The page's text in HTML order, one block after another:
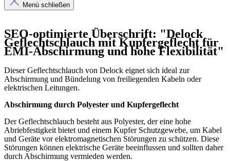
Menü schließen
SEO-optimierte Überschrift: "Delock
Geflechtschlauch mit Kupfergeflecht für
EMI-Abschirmung und hohe Flexibilität"
Dieser Geflechtschlauch von Delock eignet sich ideal zur
Abschirmung und Bündelung von freiliegenden Kabeln oder
elektrischen Leitungen.
Abschirmung durch Polyester und Kupfergeflecht
Der Geflechtschlauch besteht aus Polyester, der eine hohe
Abriebfestigkeit bietet und einem Kupfer Schutzgewebe, um Kabel
und Geräte vor elektromagnetischen Störungen zu schützen. Diese
Störungen können elektrische Geräte beeinflussen und sollten daher
durch Abschirmung vermieden werden.